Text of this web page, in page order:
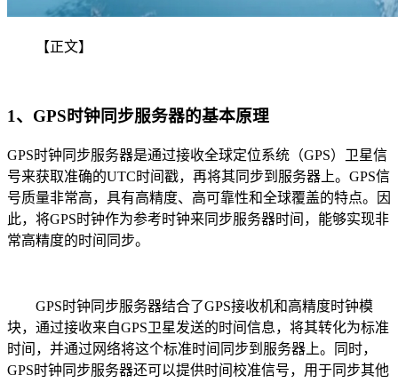
【正文】
1、GPS时钟同步服务器的基本原理
GPS时钟同步服务器是通过接收全球定位系统（GPS）卫星信
号来获取准确的UTC时间戳，再将其同步到服务器上。GPS信
号质量非常高，具有高精度、高可靠性和全球覆盖的特点。因
此，将GPS时钟作为参考时钟来同步服务器时间，能够实现非
常高精度的时间同步。
GPS时钟同步服务器结合了GPS接收机和高精度时钟模
块，通过接收来自GPS卫星发送的时间信息，将其转化为标准
时间，并通过网络将这个标准时间同步到服务器上。同时，
GPS时钟同步服务器还可以提供时间校准信号，用于同步其他